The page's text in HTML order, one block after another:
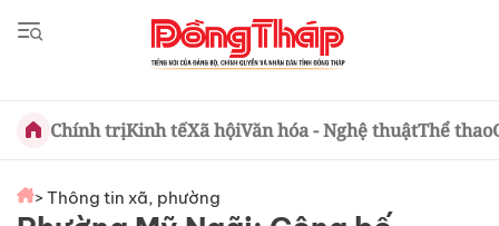
Chính trịKinh tếXã hộiVăn hóa - Nghệ thuậtThể thao
> Thông tin xã, phường